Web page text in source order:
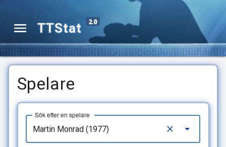
TTStat 2.0
Spelare
Sök efter en spelare